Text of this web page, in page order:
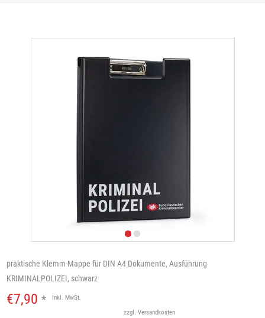
praktische Klemm-Mappe für DIN A4 Dokumente, Ausführung
KRIMINALPOLIZEI, schwarz
€7,90*
Inkl. MwSt.
zzgl. Versandkosten